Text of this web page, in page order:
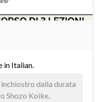
in Italian.
dalla durata
Shozo Koike.